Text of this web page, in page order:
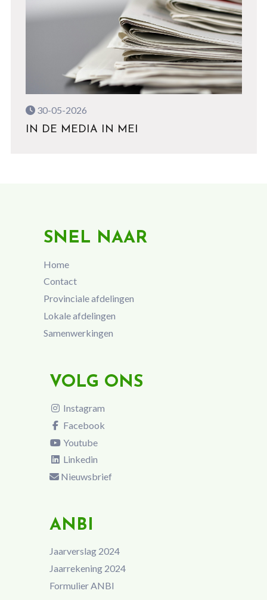
30-05-2026
IN DE MEDIA IN MEI
SNEL NAAR
Home
Contact
Provinciale afdelingen
Lokale afdelingen
Samenwerkingen
VOLG ONS
Instagram
Facebook
Youtube
Linkedin
Nieuwsbrief
ANBI
Jaarverslag 2024
Jaarrekening 2024
Formulier ANBI